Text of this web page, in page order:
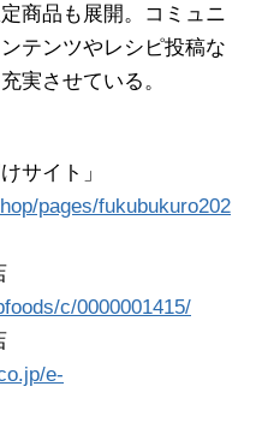
商品も展開。コミュニ
テンツやレシピ投稿な
実させている。
サイト」
pages/fukubukuro202
c/0000001415/
e-